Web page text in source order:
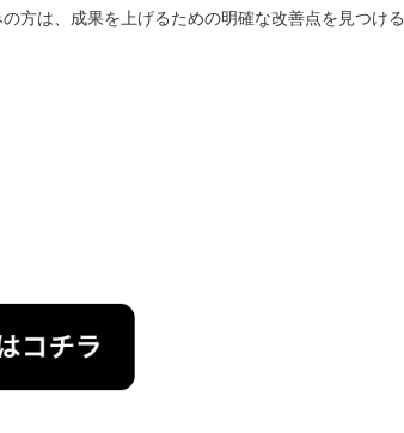
方は、成果を上げるための明確な改善点を見つける